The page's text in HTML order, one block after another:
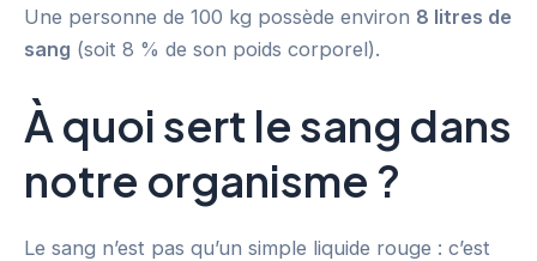
Une personne de 100 kg possède environ 8 litres de
sang (soit 8 % de son poids corporel).
À quoi sert le sang dans
notre organisme ?
Le sang n’est pas qu’un simple liquide rouge : c’est